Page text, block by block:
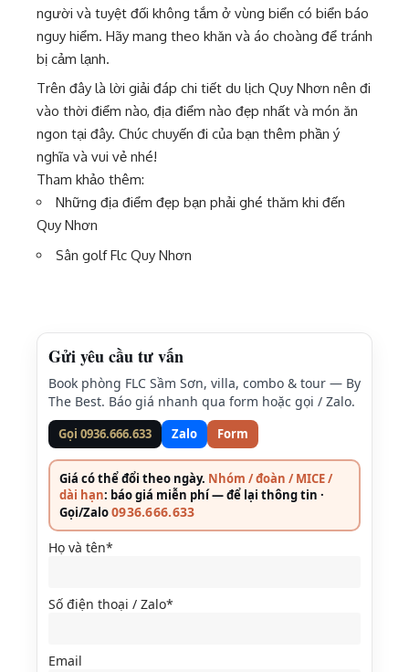
người và tuyệt đối không tắm ở vùng biển có biển báo
nguy hiểm. Hãy mang theo khăn và áo choàng để tránh
bị cảm lạnh.
Trên đây là lời giải đáp chi tiết du lịch Quy Nhơn nên đi
vào thời điểm nào, địa điểm nào đẹp nhất và món ăn
ngon tại đây. Chúc chuyến đi của bạn thêm phần ý
nghĩa và vui vẻ nhé!
Tham khảo thêm:
Những địa điểm đẹp bạn phải ghé thăm khi đến
Quy Nhơn
Sân golf Flc Quy Nhơn
Gửi yêu cầu tư vấn
Book phòng FLC Sầm Sơn, villa, combo & tour — By
The Best. Báo giá nhanh qua form hoặc gọi / Zalo.
Gọi 0936.666.633 Zalo Form
Giá có thể đổi theo ngày. Nhóm / đoàn / MICE /
dài hạn: báo giá miễn phí — để lại thông tin ·
Gọi/Zalo0936.666.633
Họ và tên*
Số điện thoại / Zalo*
Email